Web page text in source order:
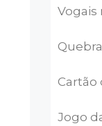
Vogais
Cartão
Jogo